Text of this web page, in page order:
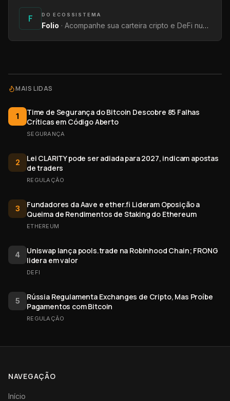
F DO ECOSSISTEMA
Folio · Acompanhe sua carteira cripto e DeFi num só lugar — saldos, rendimentos e protocolos.
MAIS LIDAS
1
Time de Segurança do Bitcoin Descobre 85 Falhas
Críticas em Código Aberto
SEGURANÇA
2
Lei CLARITY pode ser adiada para 2027, indicam apostas
de traders
REGULAÇÃO
3
Fundadores da Aave e ether.fi Lideram Oposição a
Queima de Rendimentos de Staking do Ethereum
ETHEREUM
4
Uniswap lança pools.trade na Robinhood Chain; FRONG
lidera em valor
DEFI
5
Rússia Regulamenta Exchanges de Cripto, Mas Proíbe
Pagamentos com Bitcoin
REGULAÇÃO
NAVEGAÇÃO
Início